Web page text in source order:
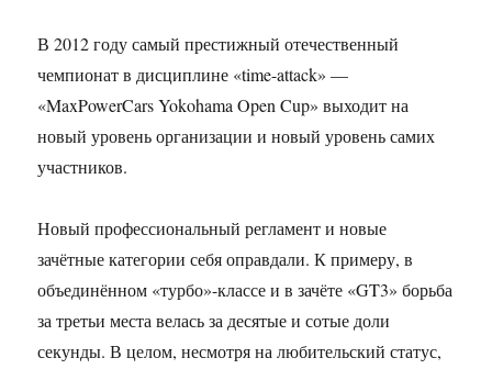
В 2012 году самый престижный отечественный
чемпионат в дисциплине «time-attack» —
«MaxPowerCars Yokohama Open Cup» выходит на
новый уровень организации и новый уровень самих
участников.
Новый профессиональный регламент и новые
зачётные категории себя оправдали. К примеру, в
объединённом «турбо»-классе и в зачёте «GT3» борьба
за третьи места велась за десятые и сотые доли
секунды. В целом, несмотря на любительский статус,